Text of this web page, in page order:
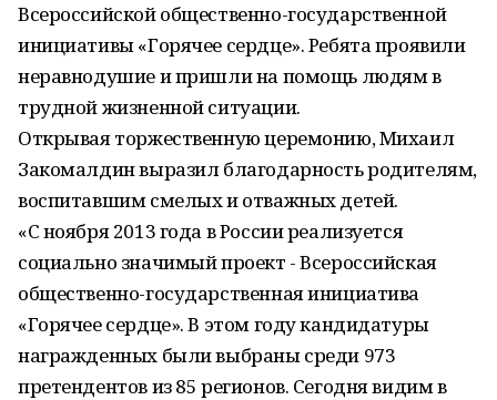
Всероссийской общественно-государственной
инициативы «Горячее сердце». Ребята проявили
неравнодушие и пришли на помощь людям в
трудной жизненной ситуации.
Открывая торжественную церемонию, Михаил
Закомалдин выразил благодарность родителям,
воспитавшим смелых и отважных детей.
«С ноября 2013 года в России реализуется
социально значимый проект - Всероссийская
общественно-государственная инициатива
«Горячее сердце». В этом году кандидатуры
награжденных были выбраны среди 973
претендентов из 85 регионов. Сегодня видим в